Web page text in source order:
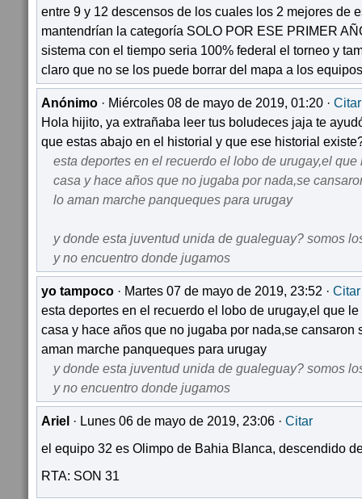
entre 9 y 12 descensos de los cuales los 2 mejores de
mantendrían la categoría SOLO POR ESE PRIMER
sistema con el tiempo seria 100% federal el torneo y
claro que no se los puede borrar del mapa a los
Anónimo · Miércoles 08 de mayo de 2019, 01:20 · Citar
Hola hijito, ya extrañaba leer tus boludeces jaja te
que estas abajo en el historial y que ese historial
esta deportes en el recuerdo el lobo de urugay,el
casa y hace años que no jugaba por nada,se
lo aman marche panqueques para urugay
y donde esta juventud unida de gualeguay? somos
y no encuentro donde jugamos
yo tampoco · Martes 07 de mayo de 2019, 23:52 · Citar
esta deportes en el recuerdo el lobo de urugay,el que
casa y hace años que no jugaba por nada,se cansaron
aman marche panqueques para urugay
y donde esta juventud unida de gualeguay? somos
y no encuentro donde jugamos
Ariel · Lunes 06 de mayo de 2019, 23:06 · Citar
el equipo 32 es Olimpo de Bahia Blanca, descendido
RTA: SON 31